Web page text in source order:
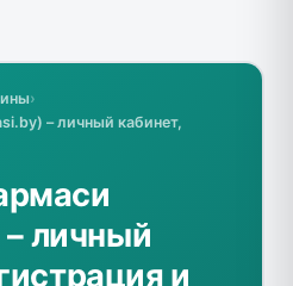
›
– личный кабинет,
личный
и